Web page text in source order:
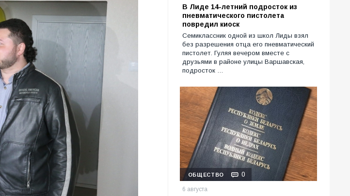
В Лиде 14-летний подросток из
пневматического пистолета
повредил киоск
Семиклассник одной из школ Лиды взял
без разрешения отца его пневматический
пистолет. Гуляя вечером вместе с
друзьями в районе улицы Варшавская,
подросток …
ОБЩЕСТВО 0
6 августа